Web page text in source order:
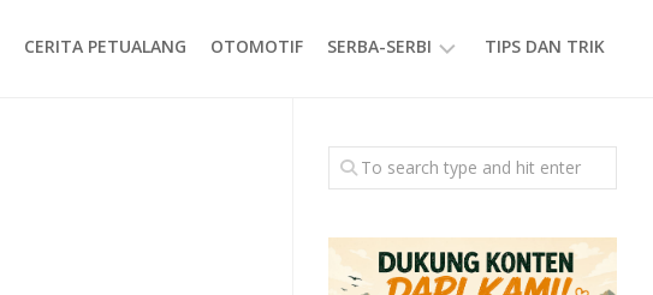
CERITA PETUALANG OTOMOTIF SERBA-SERBI
GAYA
HIDUP
TIPS DAN TRIK